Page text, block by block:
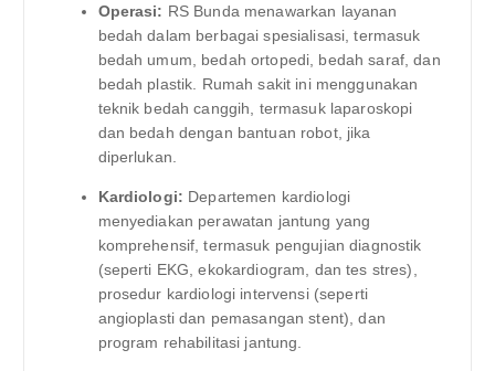
Operasi: RS Bunda menawarkan layanan
bedah dalam berbagai spesialisasi, termasuk
bedah umum, bedah ortopedi, bedah saraf, dan
bedah plastik. Rumah sakit ini menggunakan
teknik bedah canggih, termasuk laparoskopi
dan bedah dengan bantuan robot, jika
diperlukan.
Kardiologi: Departemen kardiologi
menyediakan perawatan jantung yang
komprehensif, termasuk pengujian diagnostik
(seperti EKG, ekokardiogram, dan tes stres),
prosedur kardiologi intervensi (seperti
angioplasti dan pemasangan stent), dan
program rehabilitasi jantung.